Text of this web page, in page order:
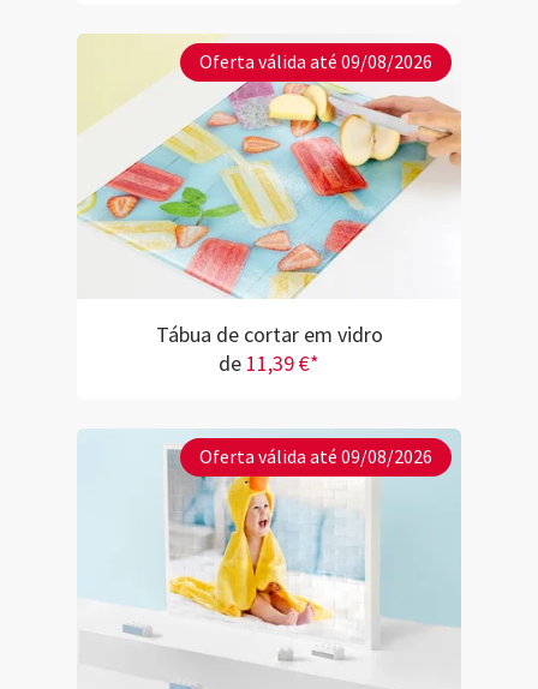
Oferta válida até 09/08/2026
Tábua de cortar em vidro
de 11,39 €*
Oferta válida até 09/08/2026